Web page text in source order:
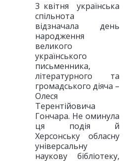
3 квітня українська
спільнота
відзначала день
народження
великого
українського
письменника,
літературного та
громадського діяча –
Олеся
Терентійовича
Гончара. Не оминула
ця подія й
Херсонську обласну
універсальну
наукову бібліотеку,